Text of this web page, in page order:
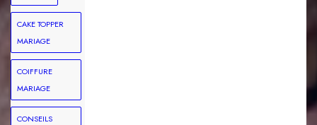
CAKE TOPPER
MARIAGE
COIFFURE
MARIAGE
CONSEILS